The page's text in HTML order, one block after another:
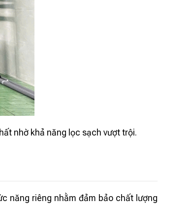
nhờ khả năng lọc sạch vượt trội.
năng riêng nhằm đảm bảo chất lượng